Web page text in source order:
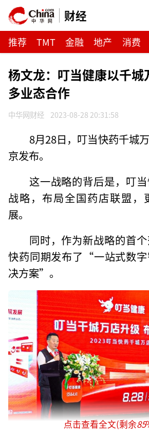
财经
推荐 TMT 金融 地产 消费
杨文龙：叮当健康以千城
多业态合作
中华网财经 2023-08-28 20:31:58
8月28日，叮当快药千城
京发布。
这一战略的背后是，叮
战略，布局全国药店联盟，
展。
同时，作为新战略的首
快药同期发布了“一站式数
决方案”。
点击查看全文(剩余85